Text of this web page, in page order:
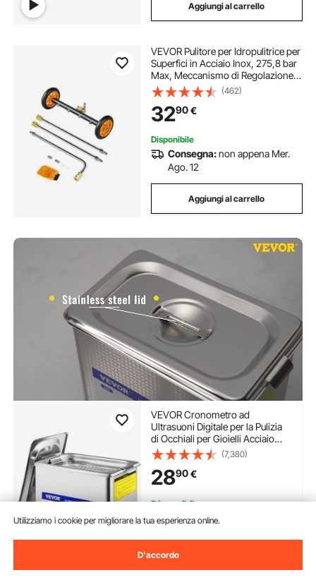
Aggiungi al carrello
VEVOR Pulitore per Idropulitrice per
Superfici in Acciaio Inox, 275,8 bar
Max, Meccanismo di Regolazione
dell'Angolazione, 4 Ugelli di
Spruzzo, 2 Lance Estese per
Vialetto, Patio 415 mm
(462)
3290€
Disponibile
Consegna:non appena Mer.
Ago. 12
Aggiungi al carrello
VEVOR Cronometro ad
Ultrasuoni Digitale per la Pulizia
di Occhiali per Gioielli Acciaio
Inossidabile 24W 0,8L
(7,380)
2890€
Disponibile
Consegna:non appena Mar.
Utilizziamo i cookie per migliorare la tua esperienza online.
D'accordo